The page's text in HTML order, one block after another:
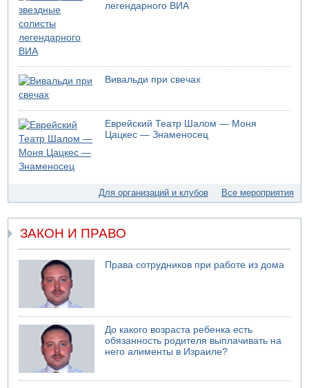
05.08.2026 17:00
Бывший посол Израиля в ООН Гилад Эрдан объявит в
четверг о создании новой политической партии
05.08.2026 13:49
На севере Израиля на берег выбросило тело
05.08.2026 13:32
В России горят новые склады
05.08.2026 10:19
Хуситы сообщают об атаке по Саудовскому танкеру
05.08.2026 10:16
Левые активисты пытались ворваться в офис
"Религиозного сионизма"
В Дубае поднимается дым над портом
05.08.2026 06:41
Еще один меморандум для Ирана
04.08.2026 20:31
Минздрав и Министерство экологии сообщили о
необычно высоком уровне загрязнения воды в девяти
реках и ручьях на севере страны
04.08.2026 19:20
районе Бейт-Шемеша вновь открыты для движения
04.08.2026 18:17
75-летний мужчина получил тяжелые ножевые ранения
в результате нападения на улице Левински в Тель-
Авиве
легендарного ВИА
Вивальди при свечах
Еврейский Театр Шалом — Моня
Цацкес — Знаменосец
Для организаций и клубов Все мероприятия
ЗАКОН И ПРАВО
Права сотрудников при работе из дома
До какого возраста ребенка есть
обязанность родителя выплачивать на
него алименты в Израиле?